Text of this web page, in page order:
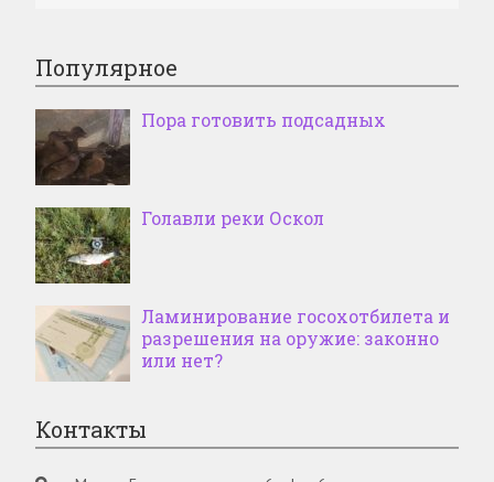
Популярное
Пора готовить подсадных
Голавли реки Оскол
Ламинирование госохотбилета и
разрешения на оружие: законно
или нет?
Контакты